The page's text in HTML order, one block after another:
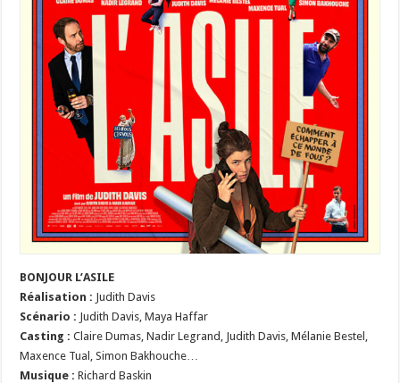
BONJOUR L’ASILE
Réalisation : Judith Davis
Scénario: Judith Davis, Maya Haffar
Casting :Claire Dumas, Nadir Legrand, Judith Davis, Mélanie Bestel,
Maxence Tual, Simon Bakhouche…
Musique : Richard Baskin